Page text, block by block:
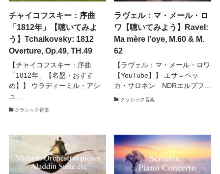
チャイコフスキー：序曲
「1812年」【聴いてみよ
う】Tchaikovsky: 1812
Overture, Op.49, TH.49
【チャイコフスキー：序曲
「1812年」【名盤・おすす
め】】 ウラディーミル・アシ
ュ...
クラシック音楽
ラヴェル：マ・メール・ロ
ワ【聴いてみよう】Ravel:
Ma mère l’oye, M.60 & M.
62
【ラヴェル：マ・メール・ロワ
【YouTube】】 エサ＝ペッ
カ・サロネン NDRエルプフ...
クラシック音楽